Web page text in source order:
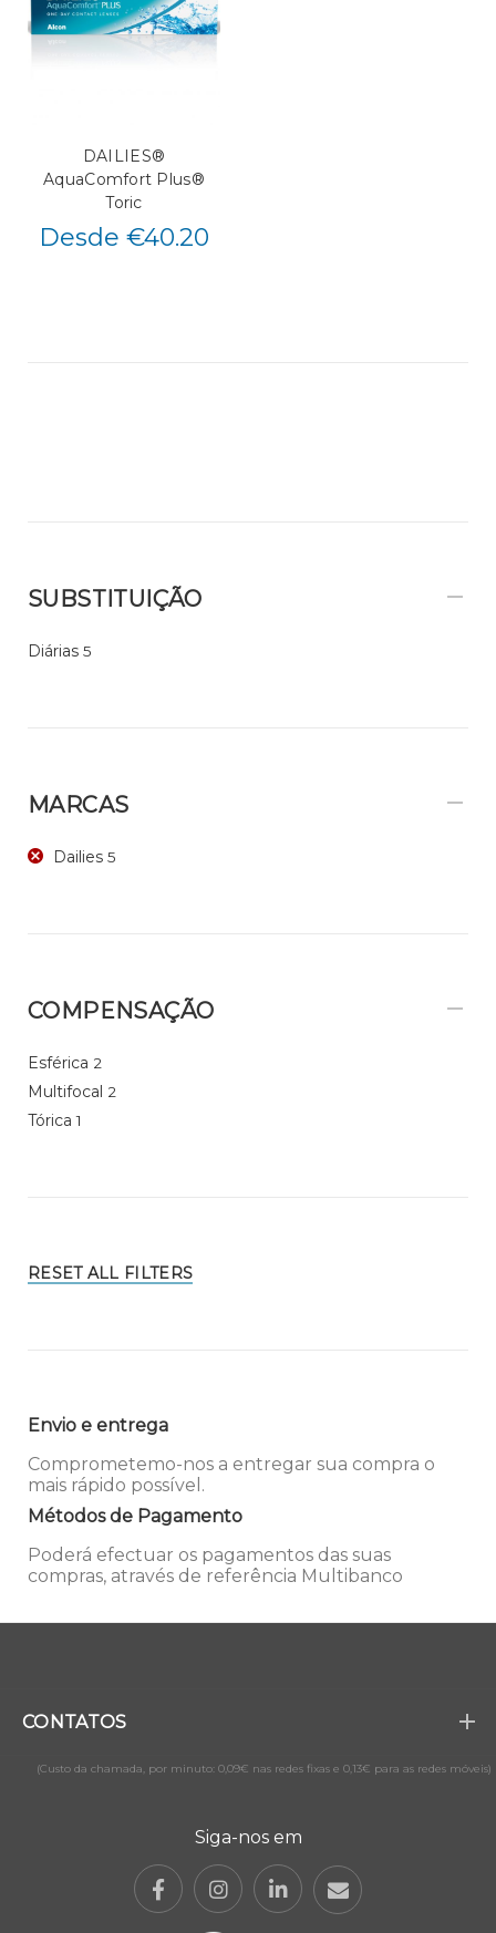
DAILIES®
AquaComfort Plus®
Toric
Desde €40.20
SUBSTITUIÇÃO
Diárias 5
MARCAS
Dailies 5
COMPENSAÇÃO
Esférica 2
Multifocal 2
Tórica 1
RESET ALL FILTERS
Envio e entrega
Comprometemo-nos a entregar sua compra o
mais rápido possível.
Métodos de Pagamento
Poderá efectuar os pagamentos das suas
compras, através de referência Multibanco
CONTATOS
(Custo da chamada, por minuto: 0,09€ nas redes fixas e 0,13€ para as redes móveis)
Siga-nos em